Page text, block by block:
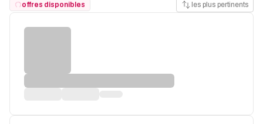
offres disponibles les plus pertinents